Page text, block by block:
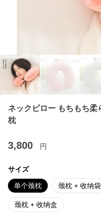
ネックピロー もちもち柔
枕
3,800 円
サイズ
单个颈枕 颈枕 + 收纳袋
颈枕 + 收纳盒